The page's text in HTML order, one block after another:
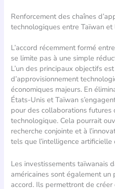
Renforcement des chaînes
technologiques entre Taïwan
L’accord récemment formé
se limite pas à une simple
L’un des principaux objectifs
d’approvisionnement
économiques majeurs. En
États-Unis et Taïwan
pour des collaborations futures
technologique. Cela pourrait
recherche conjointe et à
tels que l’intelligence artificielle
Les investissements taïwanais
américaines sont également
accord. Ils permettront de